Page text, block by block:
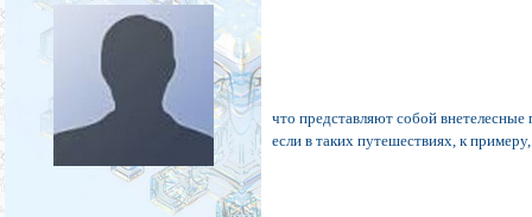
что представляют собой
если в таких путешествиях, к